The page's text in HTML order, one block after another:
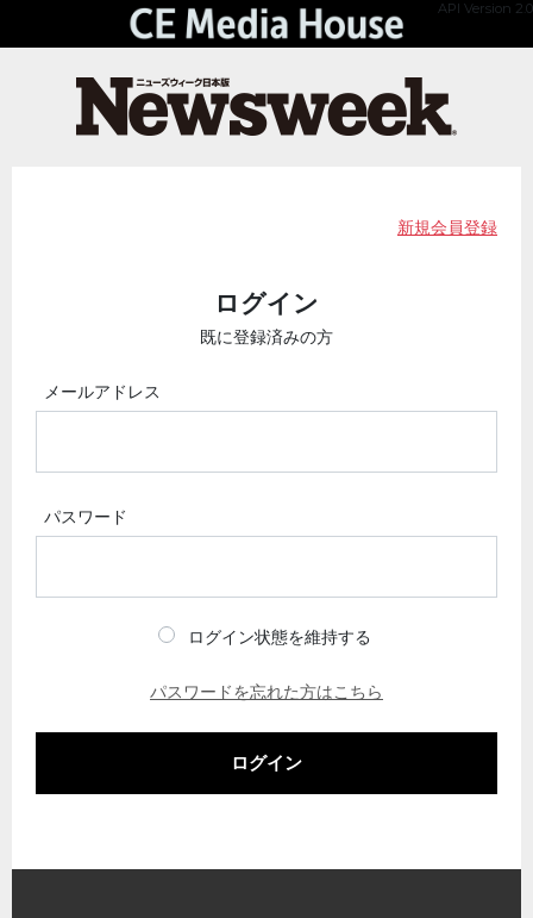
API Version 2.0
新規会員登録
ログイン
既に登録済みの方
メールアドレス
パスワード
ログイン状態を維持する
パスワードを忘れた方はこちら
ログイン